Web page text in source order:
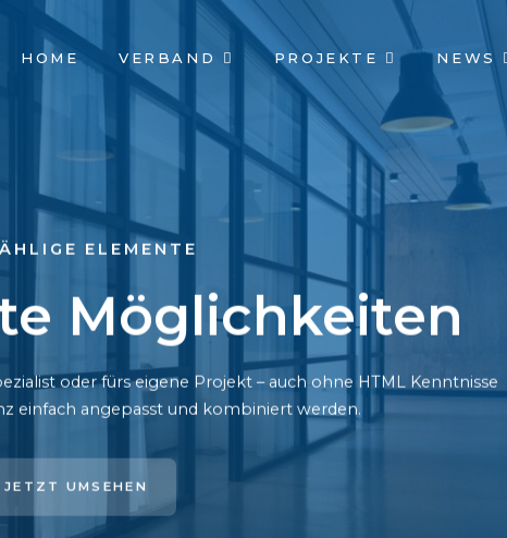
NAVIGATION
ÜBERSPRINGEN
HOME VERBAND PROJEKTE NEWS
ELEMENTE
Möglichkeiten
oder fürs eigene Projekt – auch ohne HTML Kenntnisse
einfach angepasst und kombiniert werden.
JETZT UMSEHEN